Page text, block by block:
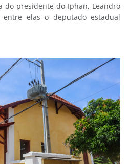
do presidente do Iphan, Leandro
entre elas o deputado estadual